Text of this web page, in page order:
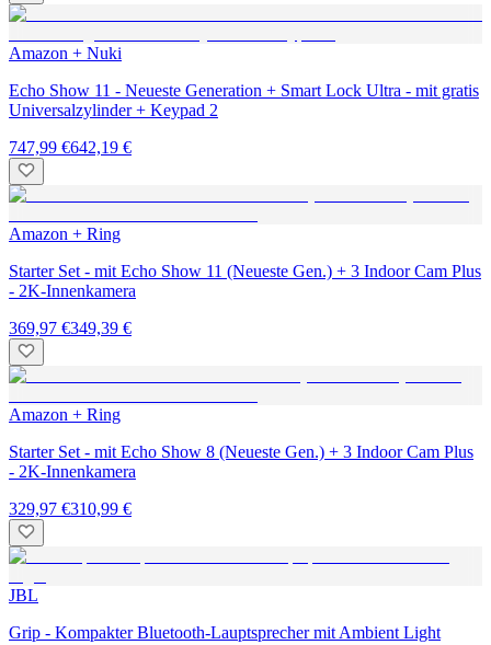
Amazon + Nuki
Echo Show 11 - Neueste Generation + Smart Lock Ultra - mit gratis
Universalzylinder + Keypad 2
747,99 €642,19 €
Amazon + Ring
Starter Set - mit Echo Show 11 (Neueste Gen.) + 3 Indoor Cam Plus
- 2K-Innenkamera
369,97 €349,39 €
Amazon + Ring
Starter Set - mit Echo Show 8 (Neueste Gen.) + 3 Indoor Cam Plus
- 2K-Innenkamera
329,97 €310,99 €
JBL
Grip - Kompakter Bluetooth-Lauptsprecher mit Ambient Light